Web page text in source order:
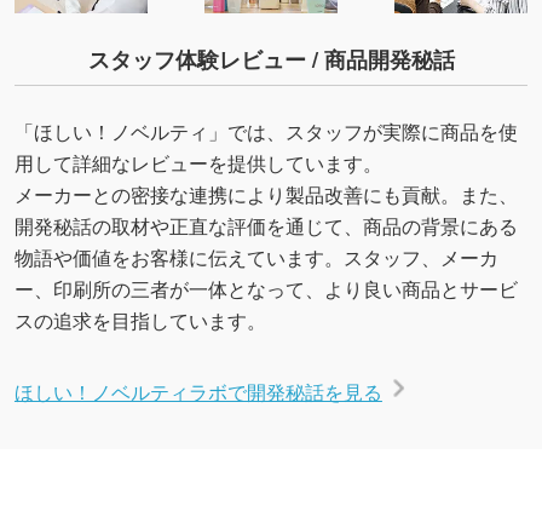
スタッフ体験レビュー / 商品開発秘話
「ほしい！ノベルティ」では、スタッフが実際に商品を使
用して詳細なレビューを提供しています。
メーカーとの密接な連携により製品改善にも貢献。また、
開発秘話の取材や正直な評価を通じて、商品の背景にある
物語や価値をお客様に伝えています。スタッフ、メーカ
ー、印刷所の三者が一体となって、より良い商品とサービ
スの追求を目指しています。
ほしい！ノベルティラボで開発秘話を見る